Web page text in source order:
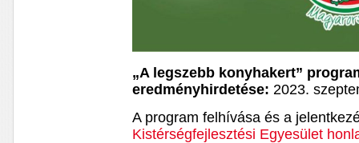
„A legszebb konyhakert”
eredményhirdetése:2023.
A program felhívása és a
Kistérségfejlesztési Egyesület